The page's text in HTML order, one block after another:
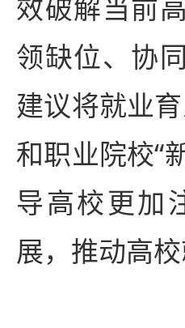
效破解当前
领缺位、协
建议将就业
和职业院校“
导高校更加
展，推动高